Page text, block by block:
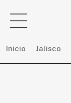
Inicio Jalisco